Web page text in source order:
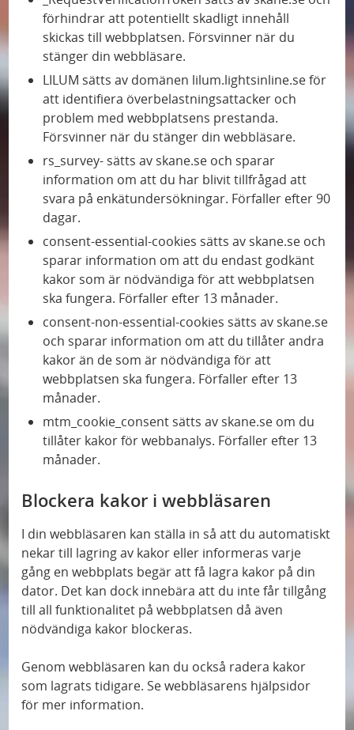
förhindrar att potentiellt skadligt innehåll
skickas till webbplatsen. Försvinner när du
stänger din webbläsare.
LILUM sätts av domänen lilum.lightsinline.se för
att identifiera överbelastningsattacker och
problem med webbplatsens prestanda.
Försvinner när du stänger din webbläsare.
rs_survey- sätts av skane.se och sparar
information om att du har blivit tillfrågad att
svara på enkätundersökningar. Förfaller efter 90
dagar.
consent-essential-cookies sätts av skane.se och
sparar information om att du endast godkänt
kakor som är nödvändiga för att webbplatsen
ska fungera. Förfaller efter 13 månader.
consent-non-essential-cookies sätts av skane.se
och sparar information om att du tillåter andra
kakor än de som är nödvändiga för att
webbplatsen ska fungera. Förfaller efter 13
månader.
mtm_cookie_consent sätts av skane.se om du
tillåter kakor för webbanalys. Förfaller efter 13
månader.
Blockera kakor i webbläsaren
I din webbläsaren kan ställa in så att du automatiskt
nekar till lagring av kakor eller informeras varje
gång en webbplats begär att få lagra kakor på din
dator. Det kan dock innebära att du inte får tillgång
till all funktionalitet på webbplatsen då även
nödvändiga kakor blockeras.
Genom webbläsaren kan du också radera kakor
som lagrats tidigare. Se webbläsarens hjälpsidor
för mer information.